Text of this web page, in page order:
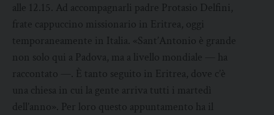
alle 12.15. Ad accompagnarli padre Protasio Delfini,
frate cappuccino missionario in Eritrea, oggi
temporaneamente in Italia. «Sant’Antonio è grande
non solo qui a Padova, ma a livello mondiale — ha
raccontato —. È tanto seguito in Eritrea, dove c’è
una chiesa in cui la gente arriva tutti i martedì
dell’anno». Per loro questo appuntamento ha il